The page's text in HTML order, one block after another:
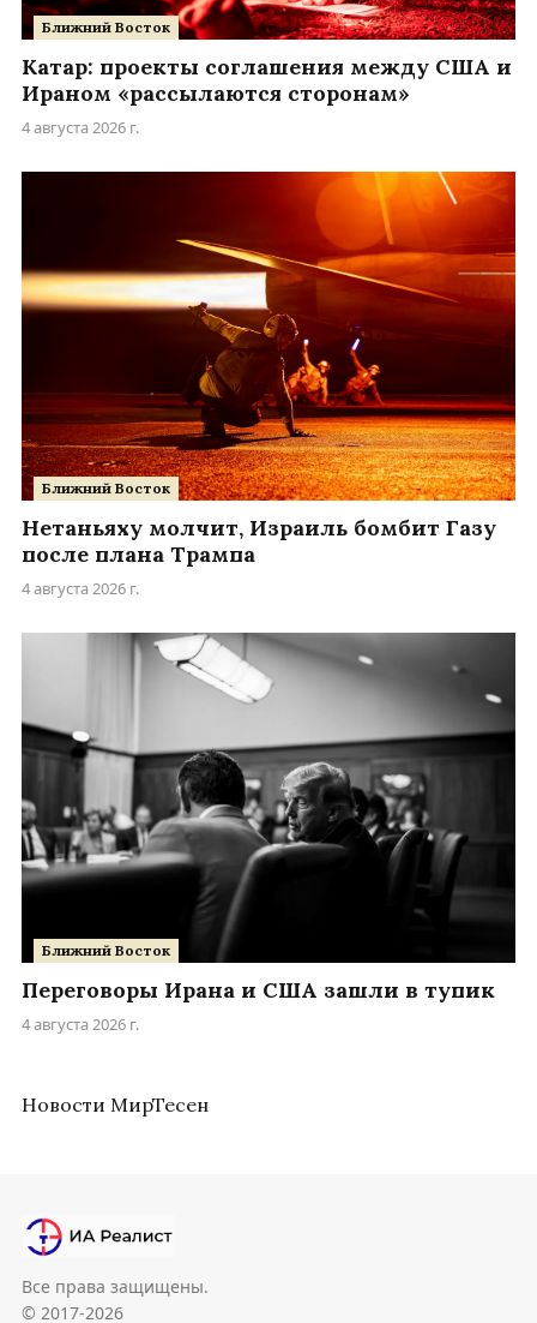
Ближний Восток
Катар: проекты соглашения между США и
Ираном «рассылаются сторонам»
4 августа 2026 г.
Ближний Восток
Нетаньяху молчит, Израиль бомбит Газу
после плана Трампа
4 августа 2026 г.
Ближний Восток
Переговоры Ирана и США зашли в тупик
4 августа 2026 г.
Новости МирТесен
Все права защищены.
© 2017-2026